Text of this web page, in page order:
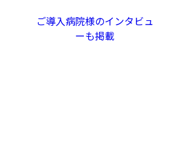
ご導入病院様のインタビュ
ーも掲載